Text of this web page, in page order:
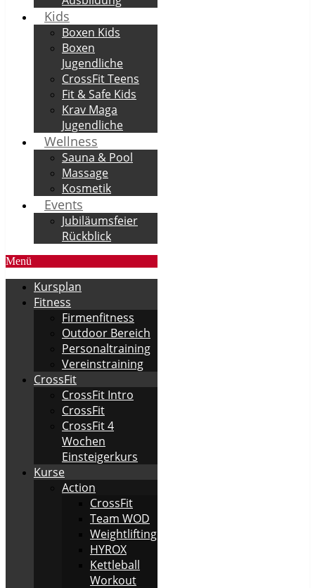
Kids
Boxen Kids
Boxen
Jugendliche
CrossFit Teens
Fit & Safe Kids
Krav Maga
Jugendliche
Wellness
Sauna & Pool
Massage
Kosmetik
Events
Jubiläumsfeier
Rückblick
Menü
Kursplan
Fitness
Firmenfitness
Outdoor Bereich
Personaltraining
Vereinstraining
CrossFit
CrossFit Intro
CrossFit
CrossFit 4
Wochen
Einsteigerkurs
Kurse
Action
CrossFit
Team WOD
Weightlifting
HYROX
Kettleball
Workout